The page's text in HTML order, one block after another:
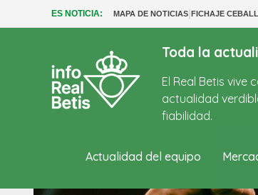
ES NOTICIA: MAPA DE NOTICIAS|FICHAJE
Toda la
El Real Betis
actualidad
fiabilidad.
Actualidad del equipo